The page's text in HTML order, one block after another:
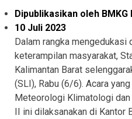
Dipublikasikan oleh
10 Juli 2023
Dalam rangka mengedukasi
keterampilan masyarakat,
Kalimantan Barat
(SLI), Rabu (6/6). Acara
Meteorologi Klimatologi
II ini dilaksanakan di Kantor